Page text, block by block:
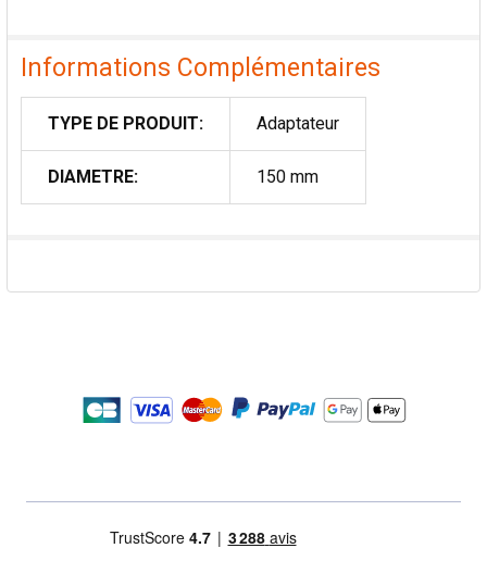
Informations Complémentaires
TYPE DE PRODUIT: Adaptateur
DIAMETRE: 150 mm